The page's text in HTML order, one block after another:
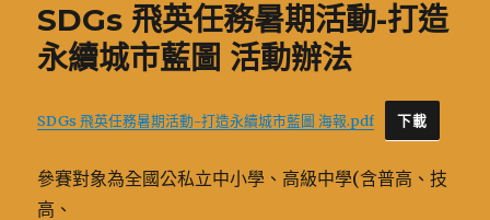
SDGs 飛英任務暑期活動-打造
永續城市藍圖 活動辦法
SDGs 飛英任務暑期活動-打造永續城市藍圖 海報.pdf 下載
參賽對象為全國公私立中小學、高級中學(含普高、技
高、